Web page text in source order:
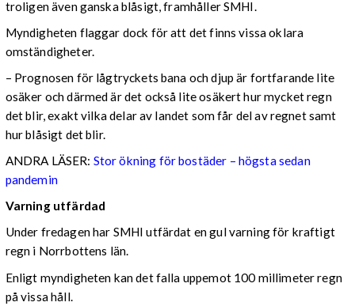
troligen även ganska blåsigt, framhåller SMHI.
Myndigheten flaggar dock för att det finns vissa oklara
omständigheter.
– Prognosen för lågtryckets bana och djup är fortfarande lite
osäker och därmed är det också lite osäkert hur mycket regn
det blir, exakt vilka delar av landet som får del av regnet samt
hur blåsigt det blir.
ANDRA LÄSER: Stor ökning för bostäder – högsta sedan
pandemin
Varning utfärdad
Under fredagen har SMHI utfärdat en gul varning för kraftigt
regn i Norrbottens län.
Enligt myndigheten kan det falla uppemot 100 millimeter regn
på vissa håll.